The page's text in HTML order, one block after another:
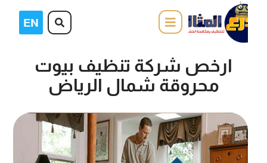
ارخص شركة تنظيف بيوت
محروقة شمال الرياض